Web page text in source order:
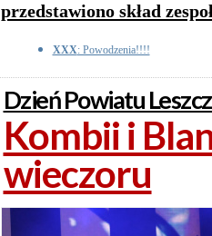
przedstawiono skład
XXX: Powodzenia!!!!
Dzień Powiatu
Kombii i
wieczoru